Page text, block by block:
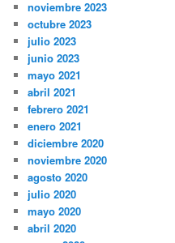
noviembre 2023
octubre 2023
julio 2023
junio 2023
mayo 2021
abril 2021
febrero 2021
enero 2021
diciembre 2020
noviembre 2020
agosto 2020
julio 2020
mayo 2020
abril 2020